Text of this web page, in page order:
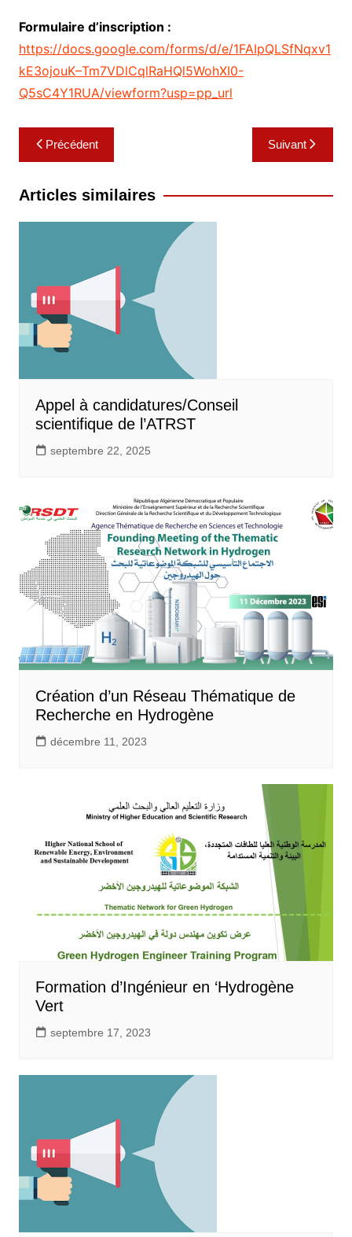
Formulaire d’inscription :
https://docs.google.com/forms/d/e/1FAIpQLSfNqxv1
kE3ojouK–Tm7VDlCqlRaHQl5WohXI0-
Q5sC4Y1RUA/viewform?usp=pp_url
Navigation
de
l’article
Précédent Suivant
Articles similaires
Appel à candidatures/Conseil
scientifique de l’ATRST
septembre 22, 2025
Création d’un Réseau Thématique de
Recherche en Hydrogène
décembre 11, 2023
Formation d’Ingénieur en ‘Hydrogène
Vert
septembre 17, 2023